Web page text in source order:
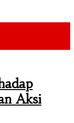
Aksi